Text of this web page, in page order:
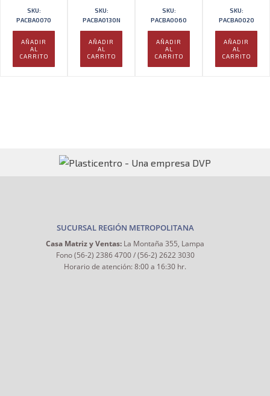
SKU:
PACBA0070
AÑADIR
AL
CARRITO
SKU:
PACBA0130N
AÑADIR
AL
CARRITO
SKU:
PACBA0060
AÑADIR
AL
CARRITO
SKU:
PACBA0020
AÑADIR
AL
CARRITO
SUCURSAL REGIÓN METROPOLITANA
Casa Matriz y Ventas: La Montaña 355, Lampa
Fono (56-2) 2386 4700 / (56-2) 2622 3030
Horario de atención: 8:00 a 16:30 hr.